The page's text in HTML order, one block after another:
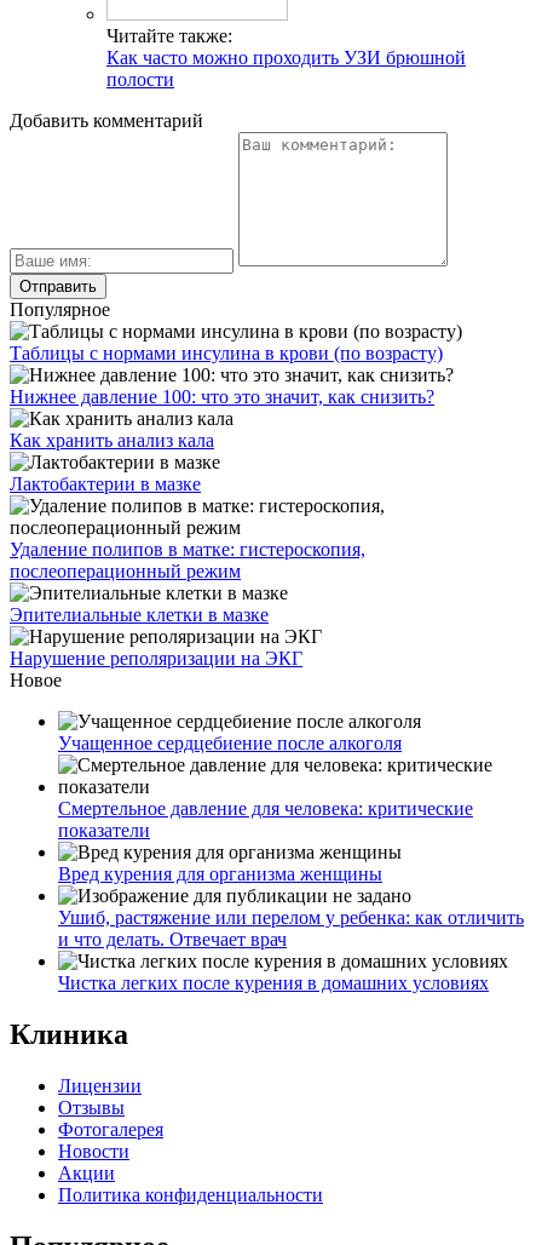
Читайте также:
Как часто можно проходить УЗИ брюшной
полости
Добавить комментарий
Популярное
Таблицы с нормами инсулина в крови (по возрасту)
Нижнее давление 100: что это значит, как снизить?
Как хранить анализ кала
Лактобактерии в мазке
Удаление полипов в матке: гистероскопия,
послеоперационный режим
Эпителиальные клетки в мазке
Нарушение реполяризации на ЭКГ
Новое
Учащенное сердцебиение после алкоголя
Смертельное давление для человека: критические
показатели
Вред курения для организма женщины
Ушиб, растяжение или перелом у ребенка: как отличить
и что делать. Отвечает врач
Чистка легких после курения в домашних условиях
Клиника
Лицензии
Отзывы
Фотогалерея
Новости
Акции
Политика конфиденциальности